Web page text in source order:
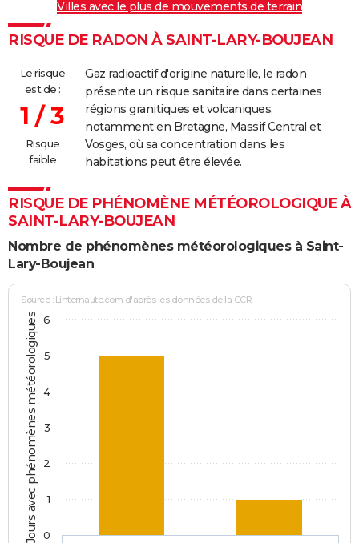
Villes avec le plus de mouvements de terrain
RISQUE DE RADON À SAINT-LARY-BOUJEAN
Le risque
est de :
1 / 3
Risque
faible
Gaz radioactif d'origine naturelle, le radon
présente un risque sanitaire dans certaines
régions granitiques et volcaniques,
notamment en Bretagne, Massif Central et
Vosges, où sa concentration dans les
habitations peut être élevée.
RISQUE DE PHÉNOMÈNE MÉTÉOROLOGIQUE À
SAINT-LARY-BOUJEAN
Nombre de phénomènes météorologiques à Saint-
Lary-Boujean
Jours avec phénomènes météorologiques
Source : Linternaute.com d'après les données de la CCR
0
1
2
3
4
5
6